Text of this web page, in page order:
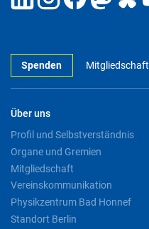
Spenden Mitgliedschaft
Über uns
Profil und Selbstverständnis
Organe und Gremien
Mitgliedschaft
Vereinskommunikation
Physikzentrum Bad Honnef
Standort Berlin